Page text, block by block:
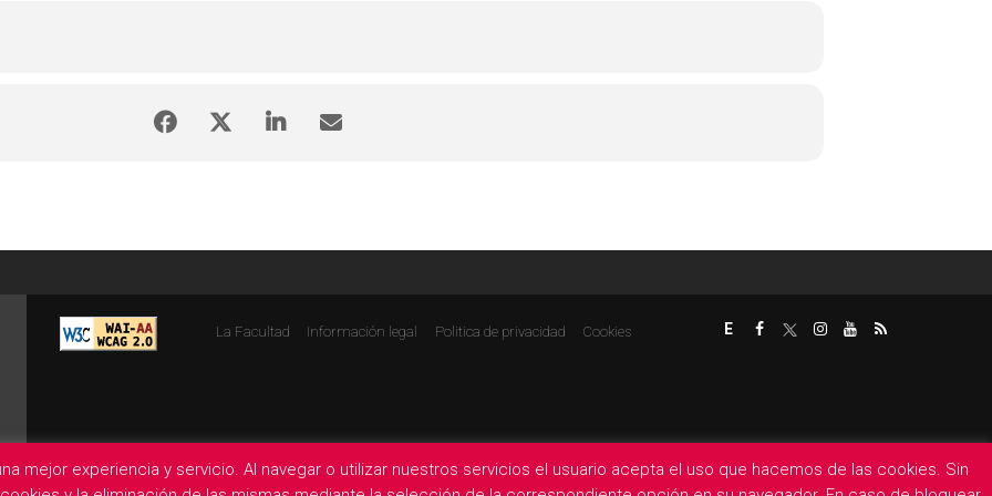
La Facultad Información legal Politica de privacidad Cookies E
mejor experiencia y servicio. Al navegar o utilizar nuestros servicios el usuario acepta el uso que hacemos de las cookies. Sin